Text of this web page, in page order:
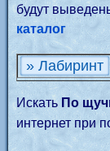
будут
каталог
» Лабиринт
Искать По
интернет при